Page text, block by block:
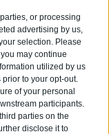
or processing
advertising by us,
selection. Please
may continue
utilized by us
to your opt-out.
of your personal
participants.
parties on the
disclose it to
n’aurez plus qu’à
du lino est qu’il
l’entretenez
il peut être posé
Poser du
économique
carrelage pour
un nouveau